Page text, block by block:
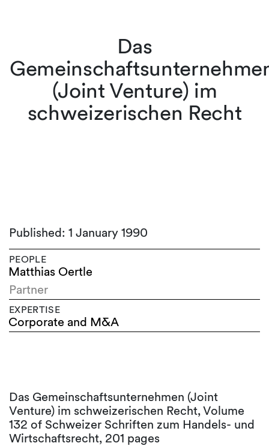
Das
(Joint Venture) im
schweizerischen Recht
Published: 1 January 1990
PEOPLE
Matthias Oertle
Partner
EXPERTISE
Corporate and M&A
Das Gemeinschaftsunternehmen (Joint
Venture) im schweizerischen Recht, Volume
132 of Schweizer Schriften zum Handels- und
Wirtschaftsrecht, 201 pages